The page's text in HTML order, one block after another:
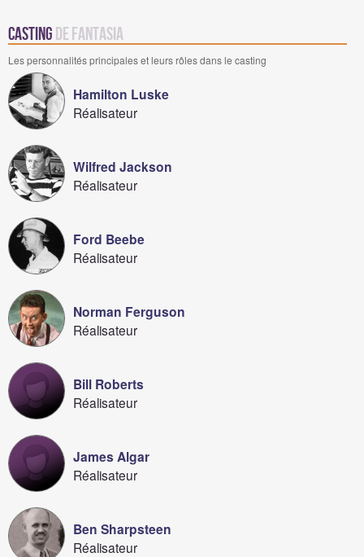
Casting de Fantasia
Les personnalités principales et leurs rôles dans le casting
Hamilton Luske
Réalisateur
Wilfred Jackson
Réalisateur
Ford Beebe
Réalisateur
Norman Ferguson
Réalisateur
Bill Roberts
Réalisateur
James Algar
Réalisateur
Ben Sharpsteen
Réalisateur